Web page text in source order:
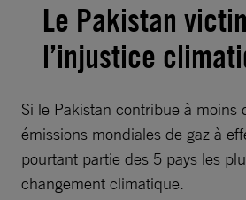
Le Pakistan
l’injustice
Si le Pakistan contribue à moins
émissions mondiales de gaz à
pourtant partie des 5 pays les
changement climatique.